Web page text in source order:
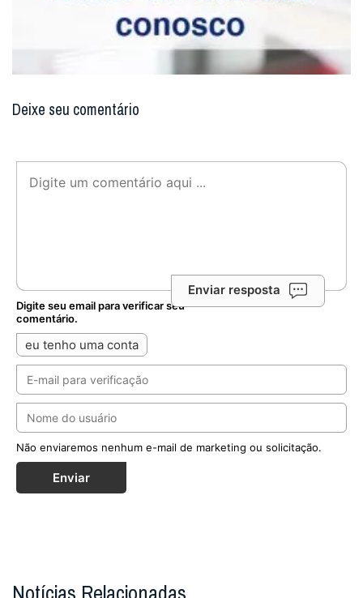
Deixe seu comentário
Enviar resposta
Digite seu email para verificar seu
comentário.
eu tenho uma conta
Não enviaremos nenhum e-mail de marketing ou solicitação.
Enviar